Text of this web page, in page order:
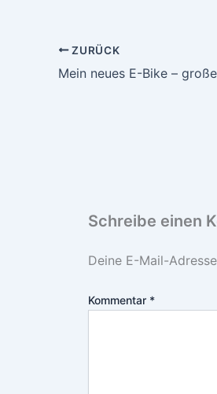
ZURÜCK
Schreibe einen
Deine E-Mail-
Kommentar *